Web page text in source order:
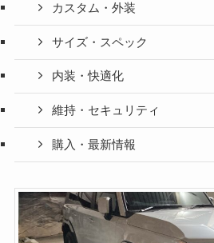
カスタム・外装
サイズ・スペック
内装・快適化
維持・セキュリティ
購入・最新情報